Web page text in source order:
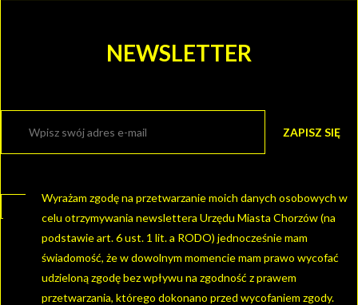
NEWSLETTER
Wyrażam zgodę na przetwarzanie moich danych osobowych w
celu otrzymywania newslettera Urzędu Miasta Chorzów (na
podstawie art. 6 ust. 1 lit. a RODO) jednocześnie mam
świadomość, że w dowolnym momencie mam prawo wycofać
udzieloną zgodę bez wpływu na zgodność z prawem
przetwarzania, którego dokonano przed wycofaniem zgody.